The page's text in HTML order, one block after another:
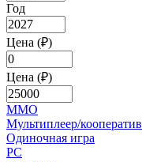
Год
Цена (₽)
Цена (₽)
MMO
Мультиплеер/кооператив
Одиночная игра
PC